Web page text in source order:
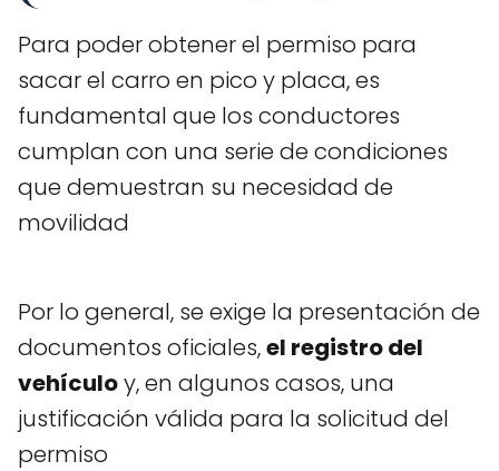
Para poder obtener el permiso para
sacar el carro en pico y placa, es
fundamental que los conductores
cumplan con una serie de condiciones
que demuestran su necesidad de
movilidad
Por lo general, se exige la presentación de
documentos oficiales,el registro del
vehículoy, en algunos casos, una
justificación válida para la solicitud del
permiso